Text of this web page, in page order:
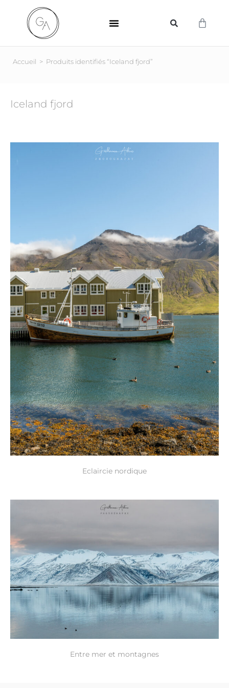
Accueil > Produits identifiés “Iceland fjord”
Iceland fjord
Eclaircie nordique
Entre mer et montagnes